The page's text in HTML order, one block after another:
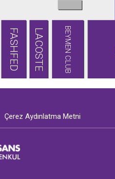
BEYMEN CLUB
LACOSTE
FASHFED
Çerez Aydınlatma Metni